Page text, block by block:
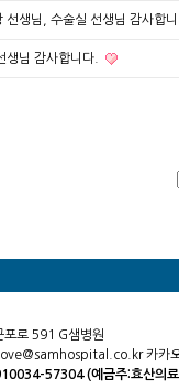
선생님, 수술실 선생님 감사합니
생님 감사합니다.
포로 591 G샘병원
카
57304 (예금주:효산의료